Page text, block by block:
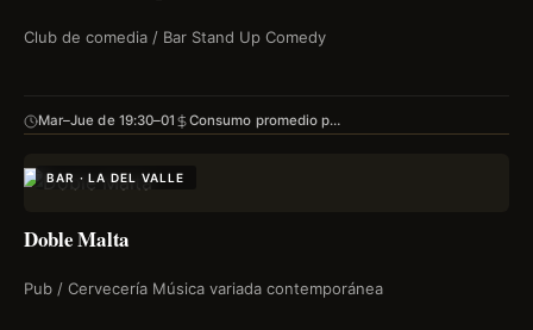
Club de comedia / Bar Stand Up Comedy
Mar–Jue de 19:30–01 Consumo promedio p…
BAR · LA DEL VALLE
Doble Malta
Pub / Cervecería Música variada contemporánea